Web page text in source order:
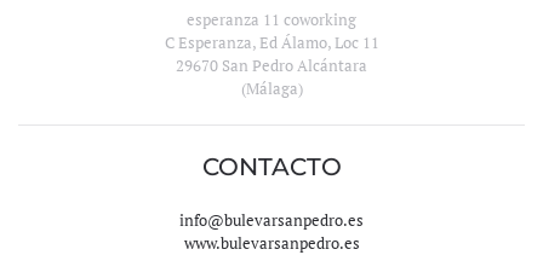
esperanza 11 coworking
C Esperanza, Ed Álamo, Loc 11
29670 San Pedro Alcántara
(Málaga)
CONTACTO
info@bulevarsanpedro.es
www.bulevarsanpedro.es